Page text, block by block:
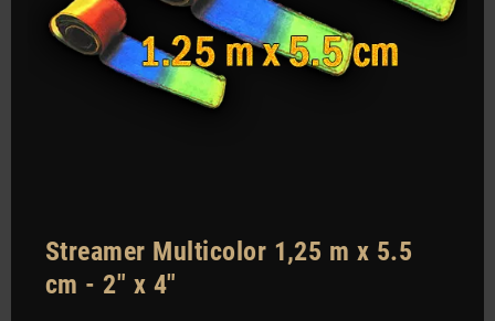
Streamer Multicolor 1,25 m x 5.5
cm - 2" x 4"